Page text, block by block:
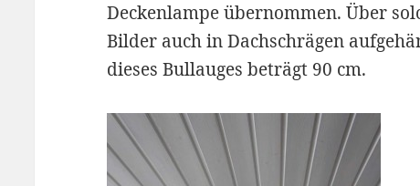
Deckenlampe übernommen. Über
Bilder auch in Dachschrägen
dieses Bullauges beträgt 90 cm.